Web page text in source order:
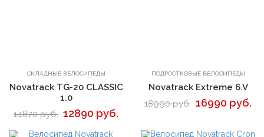
В корзину
СКЛАДНЫЕ ВЕЛОСИПЕДЫ
Novatrack TG-20 CLASSIC
1.0
14870 руб. 12890 руб.
В корзину
ПОДРОСТКОВЫЕ ВЕЛОСИПЕДЫ
Novatrack Extreme 6.V
18990 руб. 16990 руб.